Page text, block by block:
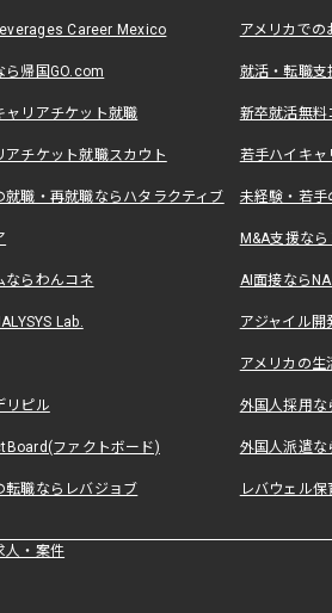
Career Mexico アメリカで
ら帰国GO.com 就活・転職
ャリアチケット就職 新卒就活無料
チケット就職スカウト 若手ハイキ
職・再就職ならハタラクティブ 未経験・若手
M&A支援な
ならわんコネ AI面接なら
Lab. アジャイル
アメリカの
リピル 外国人採用
ファクトボード) 外国人派遣な
転職ならレバジョブ レバウェル
人・案件